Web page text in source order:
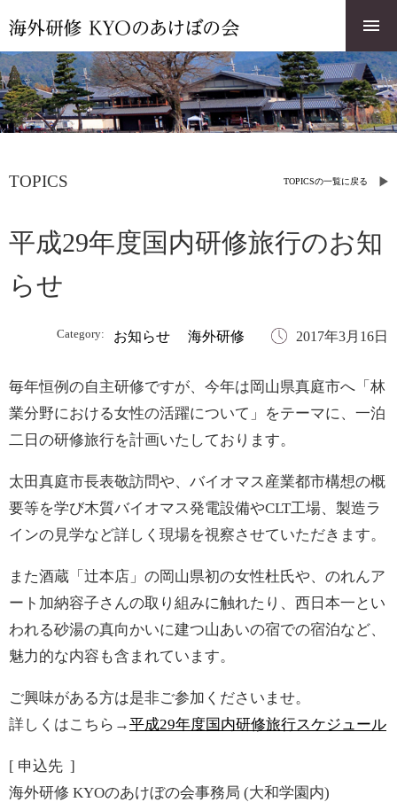
TOPICS TOPICSの一覧に戻る
平成29年度国内研修旅行のお知
らせ
Category: お知らせ 海外研修 2017年3月16日
毎年恒例の自主研修ですが、今年は岡山県真庭市へ「林
業分野における女性の活躍について」をテーマに、一泊
二日の研修旅行を計画いたしております。
太田真庭市長表敬訪問や、バイオマス産業都市構想の概
要等を学び木質バイオマス発電設備やCLT工場、製造ラ
インの見学など詳しく現場を視察させていただきます。
また酒蔵「辻本店」の岡山県初の女性杜氏や、のれんア
ート加納容子さんの取り組みに触れたり、西日本一とい
われる砂湯の真向かいに建つ山あいの宿での宿泊など、
魅力的な内容も含まれています。
ご興味がある方は是非ご参加くださいませ。
詳しくはこちら→平成29年度国内研修旅行スケジュール
[ 申込先 ]
海外研修 KYOのあけぼの会事務局 (大和学園内)